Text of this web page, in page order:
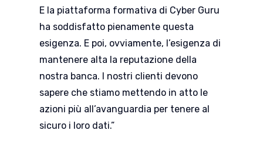
E la piattaforma formativa di Cyber Guru
ha soddisfatto pienamente questa
esigenza. E poi, ovviamente, l’esigenza di
mantenere alta la reputazione della
nostra banca. I nostri clienti devono
sapere che stiamo mettendo in atto le
azioni più all’avanguardia per tenere al
sicuro i loro dati.”